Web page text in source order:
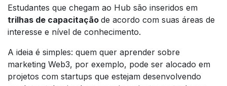
Estudantes que chegam ao Hub são inseridos em
trilhas de capacitação de acordo com suas áreas de
interesse e nível de conhecimento.
A ideia é simples: quem quer aprender sobre
marketing Web3, por exemplo, pode ser alocado em
projetos com startups que estejam desenvolvendo